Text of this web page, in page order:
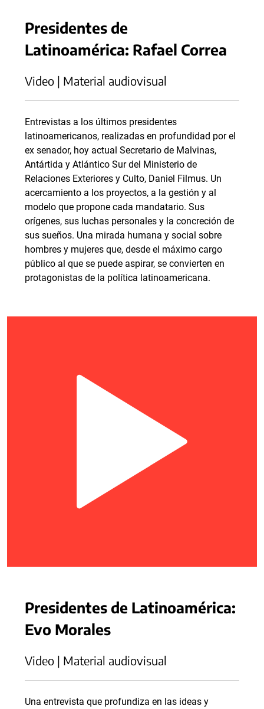
Presidentes de
Latinoamérica: Rafael Correa
Video | Material audiovisual
Entrevistas a los últimos presidentes
latinoamericanos, realizadas en profundidad por el
ex senador, hoy actual Secretario de Malvinas,
Antártida y Atlántico Sur del Ministerio de
Relaciones Exteriores y Culto, Daniel Filmus. Un
acercamiento a los proyectos, a la gestión y al
modelo que propone cada mandatario. Sus
orígenes, sus luchas personales y la concreción de
sus sueños. Una mirada humana y social sobre
hombres y mujeres que, desde el máximo cargo
público al que se puede aspirar, se convierten en
protagonistas de la política latinoamericana.
Presidentes de Latinoamérica:
Evo Morales
Video | Material audiovisual
Una entrevista que profundiza en las ideas y